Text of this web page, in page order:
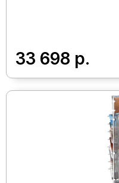
33 698 р.